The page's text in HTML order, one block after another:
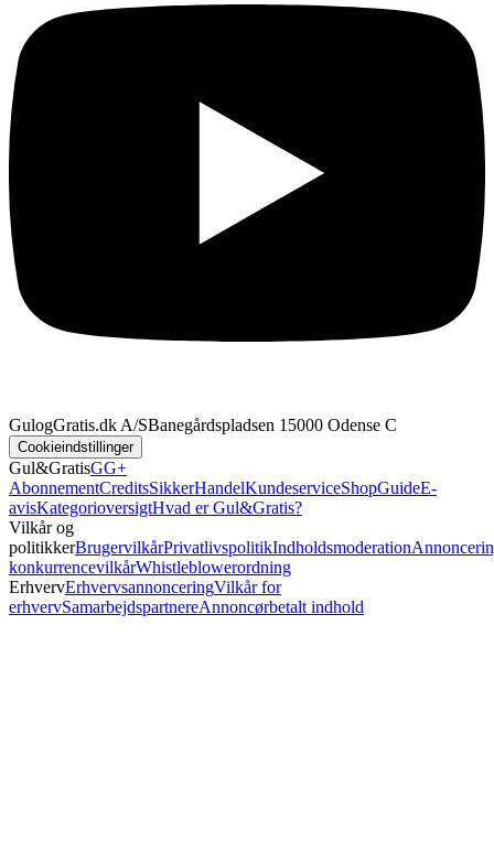
GulogGratis.dk A/SBanegårdspladsen 1 5000 Odense C
Cookieindstillinger
Gul&GratisGG+
AbonnementCreditsSikkerHandelKundeserviceShopGuideE-
avisKategorioversigtHvad er Gul&Gratis?
Vilkår og
politikkerBrugervilkårPrivatlivspolitikIndholdsmoderation
konkurrencevilkårWhistleblowerordning
ErhvervErhvervsannonceringVilkår for
erhvervSamarbejdspartnereAnnoncørbetalt indhold